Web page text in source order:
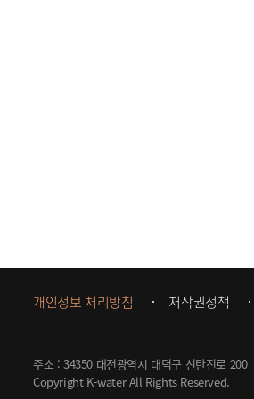
개인정보 처리방침 저작권정책
주소 : 34350 대전광역시 대덕구 신탄진로 200
Copyright K-water All Rights Reserved.